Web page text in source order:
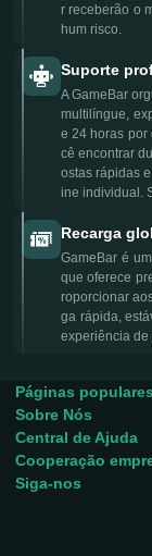
r receberão o
hum risco.
Suporte
A GameBar
multilíngue,
e 24 horas por
cê encontrar
ostas rápidas
ine individual.
Recarga
GameBar é
que oferece
roporcionar
ga rápida,
experiência de
Páginas populares
Sobre Nós
Central de Ajuda
Cooperação
Siga-nos